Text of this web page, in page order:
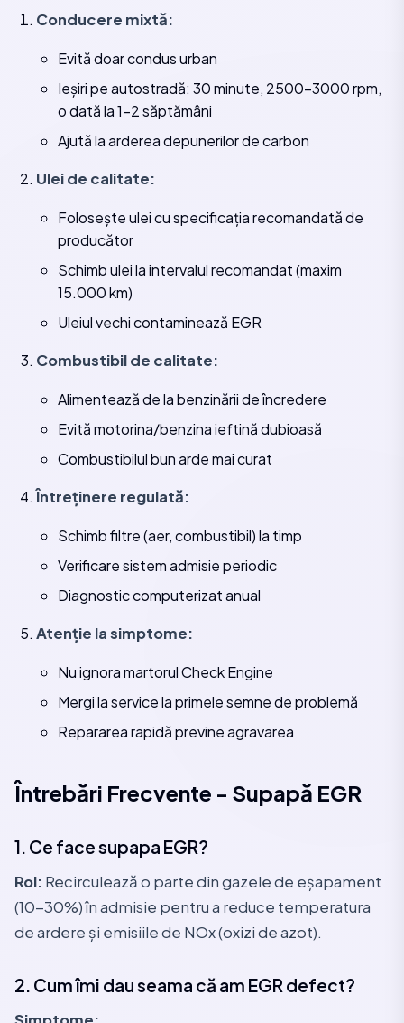
Conducere mixtă:
Evită doar condus urban
Ieșiri pe autostradă: 30 minute, 2500-3000 rpm,
o dată la 1-2 săptămâni
Ajută la arderea depunerilor de carbon
Ulei de calitate:
Folosește ulei cu specificația recomandată de
producător
Schimb ulei la intervalul recomandat (maxim
15.000 km)
Uleiul vechi contaminează EGR
Combustibil de calitate:
Alimentează de la benzinării de încredere
Evită motorina/benzina ieftină dubioasă
Combustibilul bun arde mai curat
Întreținere regulată:
Schimb filtre (aer, combustibil) la timp
Verificare sistem admisie periodic
Diagnostic computerizat anual
Atenție la simptome:
Nu ignora martorul Check Engine
Mergi la service la primele semne de problemă
Repararea rapidă previne agravarea
Întrebări Frecvente - Supapă EGR
1. Ce face supapa EGR?
Rol: Recirculează o parte din gazele de eșapament
(10-30%) în admisie pentru a reduce temperatura
de ardere și emisiile de NOx (oxizi de azot).
2. Cum îmi dau seama că am EGR defect?